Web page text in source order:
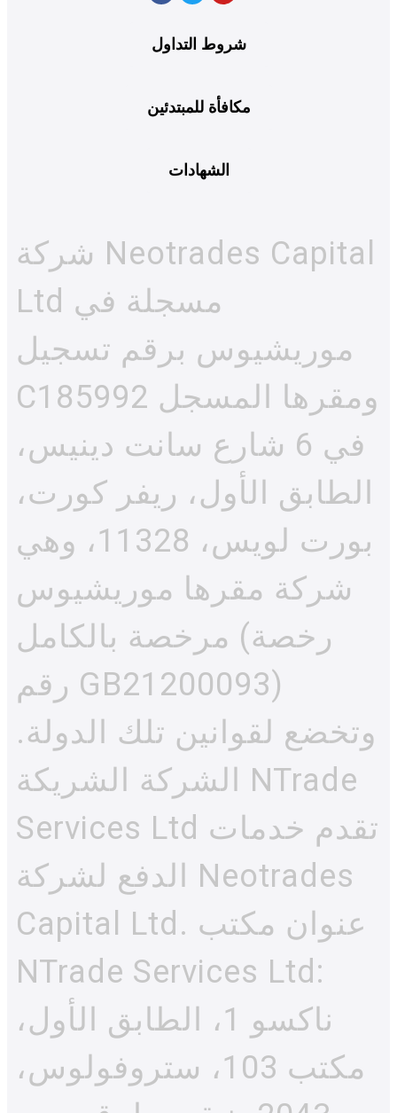
شروط التداول
مكافأة للمبتدئين
الشهادات
شركة Neotrades Capital
Ltd مسجلة في
موريشيوس برقم تسجيل
C185992 ومقرها المسجل
في 6 شارع سانت دينيس،
الطابق الأول، ريفر كورت،
بورت لويس، 11328، وهي
شركة مقرها موريشيوس
مرخصة بالكامل (رخصة
رقم GB21200093)
وتخضع لقوانين تلك الدولة.
الشركة الشريكة NTrade
Services Ltd تقدم خدمات
الدفع لشركة Neotrades
Capital Ltd. عنوان مكتب
NTrade Services Ltd:
ناكسو 1، الطابق الأول،
مكتب 103، ستروفولوس،